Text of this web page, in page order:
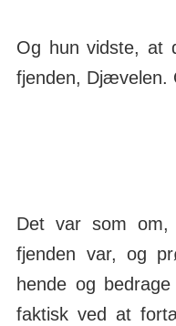
Og hun vidste, at
fjenden, Djæ­velen.
Det var som om,
fjenden var, og
hende og
faktisk ved at